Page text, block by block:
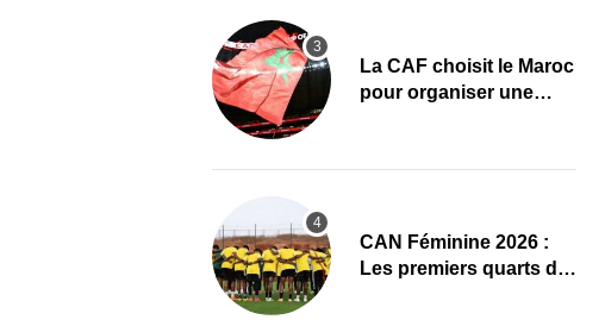
La CAF choisit le Maroc
pour organiser une
CAN Féminine 2026 :
Les premiers quarts de